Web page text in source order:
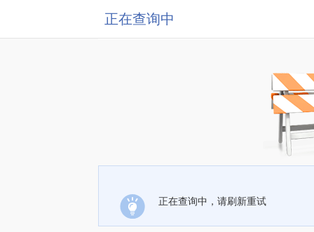
正在查询中
正在查询中，请刷新重试